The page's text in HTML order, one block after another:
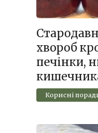
хвороб
печінки,
Корисні